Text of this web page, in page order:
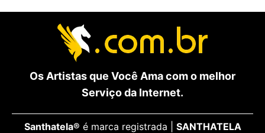
Os Artistas que Você Ama com o melhor
Serviço da Internet.
Santhatela® é marca registrada | SANTHATELA